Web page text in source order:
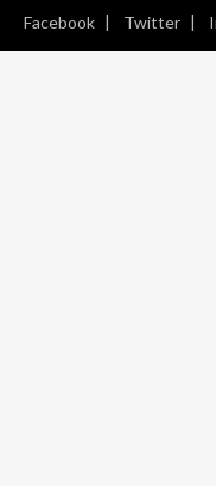
Facebook
Twitter